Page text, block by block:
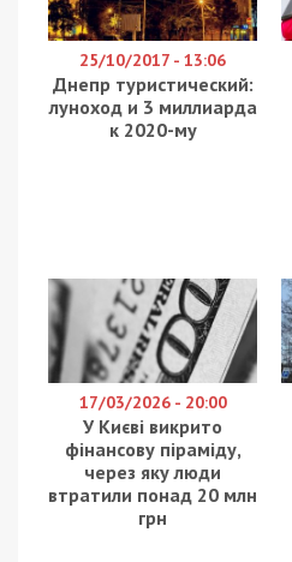
25/10/2017 - 13:06
Днепр туристический:
луноход и 3 миллиарда
к 2020-му
17/03/2026 - 20:00
У Києві викрито
фінансову піраміду,
через яку люди
втратили понад 20 млн
грн